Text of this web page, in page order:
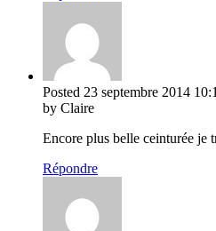
Posted 23 septembre 2014
by Claire
Encore plus belle ceinturée je
Répondre